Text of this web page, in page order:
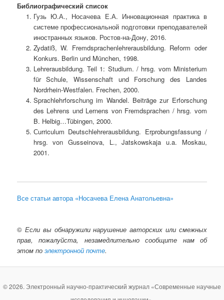
Библиографический список
Гузь Ю.А., Носачева Е.А. Инновационная практика в
системе профессиональной подготовки преподавателей
иностранных языков. Ростов-на-Дону, 2016.
Zydatiß, W. Fremdsprachenlehrerausbildung. Reform oder
Konkurs. Berlin und München, 1998.
Lehrerausbildung. Teil 1: Studium. / hrsg. vom Ministerium
für Schule, Wissenschaft und Forschung des Landes
Nordrhein-Westfalen. Frechen, 2000.
Sprachlehrforschung im Wandel. Beiträge zur Erforschung
des Lehrens und Lernens von Fremdsprachen / hrsg. vom
B. Helbig…Tübingen, 2000.
Сurriculum Deutschlehrerausbildung. Erprobungsfassung /
hrsg. von Gusseinova, L., Jatskowskaja u.a. Moskau,
2001.
Все статьи автора «Носачева Елена Анатольевна»
© Если вы обнаружили нарушение авторских или смежных
прав, пожалуйста, незамедлительно сообщите нам об
этом поэлектронной почте.
© 2026. Электронный научно-практический журнал «Современные научные